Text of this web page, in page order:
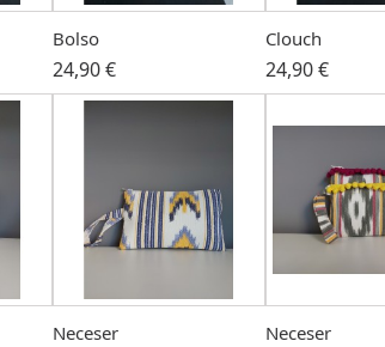
Bolso
24,90 €
Clouch
24,90 €
Neceser Neceser